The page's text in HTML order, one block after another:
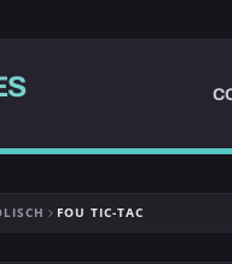
FOU TIC-TAC